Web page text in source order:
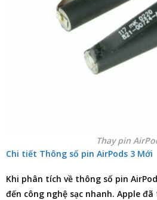
Thay pin
Chi tiết Thông số pin AirPods 3 Mới
Khi phân tích về thông số pin
đến công nghệ sạc nhanh. Apple